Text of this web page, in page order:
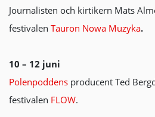
Journalisten och kirtikern Mats
festivalen Tauron Nowa Muzyka.
10 – 12 juni
Polenpoddens producent Ted
festivalen FLOW.